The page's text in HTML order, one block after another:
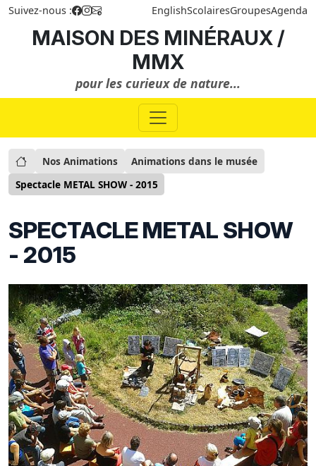
Suivez-nous : EnglishScolairesGroupesAgenda
MAISON DES MINÉRAUX /
MMX
pour les curieux de nature...
Nos Animations
Animations dans le musée
Spectacle METAL SHOW - 2015
SPECTACLE METAL SHOW
- 2015